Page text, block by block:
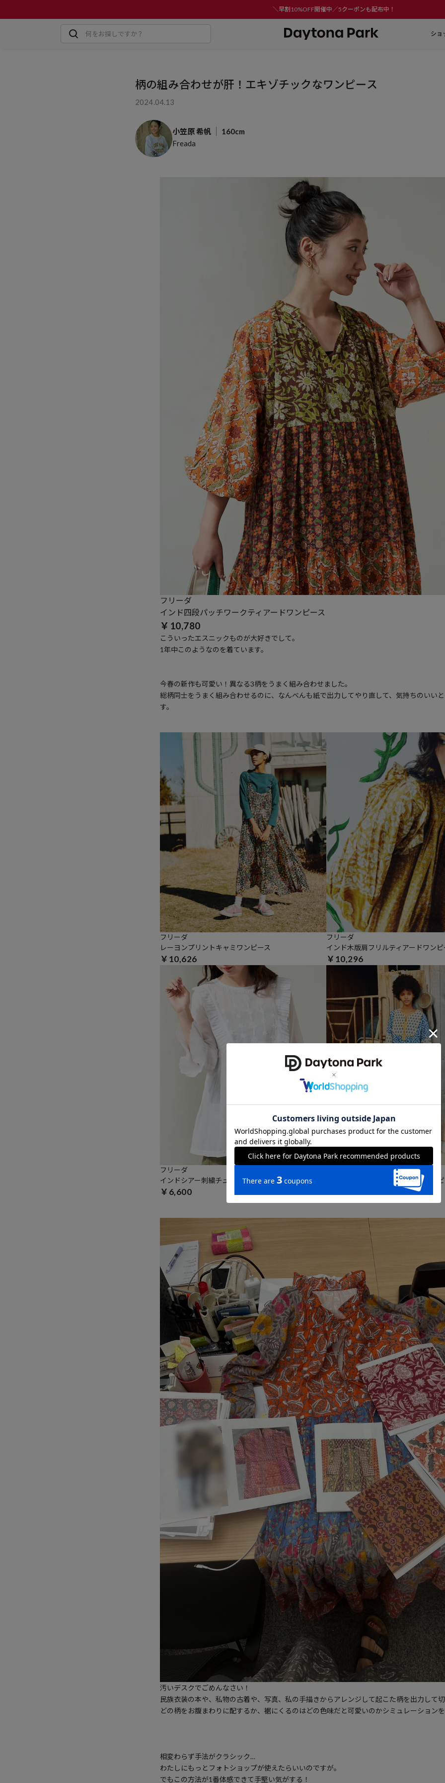
＼早割10%OFF開催中／5クーポンも配布中！
ショ
柄の組み合わせが肝！エキゾチックなワンピース
2024.04.13
小笠原 希帆
160cm
Freada
フリーダ
インド四段パッチワークティアードワンピース
￥10,780
こういったエスニックものが大好きでして。
1年中このようなのを着ています。
今春の新作も可愛い！異なる3柄をうまく組み合わせました。
総柄同士をうまく組み合わせるのに、なんべんも紙で出力してやり直して、気持ちのいい
す。
フリーダ
レーヨンプリントキャミワンピース
￥10,626
フリーダ
インド木版肩フリルティアードワンピ
￥10,296
フリーダ
インドシアー刺繍チュニック肩フリルブラウス
￥6,600
インド胸キルトジオメトリックワン
汚いデスクでごめんなさい！
民族衣装の本や、私物の古着や、写真、私の手描きからアレンジして起こた柄を出力して
どの柄をお腹まわりに配するか、裾にくるのはどの色味だと可愛いのかシミュレーション
相変わらず手法がクラシック…
わたしにもっとフォトショップが使えたらいいのですが。
でもこの方法が1番体感できて手堅い気がする！